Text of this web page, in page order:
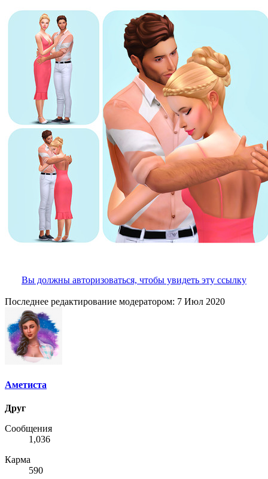
Вы должны авторизоваться, чтобы увидеть эту ссылку
Последнее редактирование модератором: 7 Июл 2020
Аметиста
Друг
Сообщения
1,036
Карма
590